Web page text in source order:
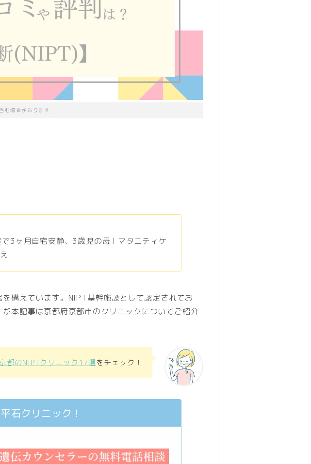
む場合があります
3ヶ月自宅安静、3歳児の母 l マタニティケ
構えています。NIPT基幹施設として認定されてお
本記事は京都府京都市のクリニックについてご紹介
京都のNIPTクリニック17選をチェック！
石クリニック！